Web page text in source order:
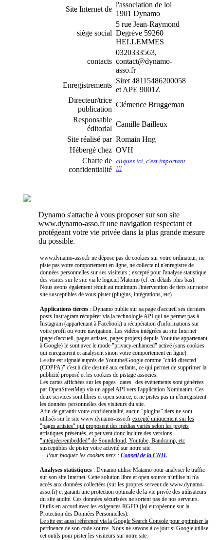
Site Internet de
l'association de loi
1901 Dynamo
siège social
5 rue Jean-Raymond
Degrève 59260
HELLEMMES
contacts
0320333563,
contact@dynamo-
asso.fr
Enregistrements
Siret 48115486200058
et APE 9001Z
Directeur/trice
publication
Clémence Bruggeman
Responsable
éditorial
Camille Bailleux
Site réalisé par Romain Hng
Hébergé chez OVH
Charte de
confidentialité
cliquez ici, c'est important
!!!
Dynamo s'attache à vous proposer sur son site
www.dynamo-asso.fr une navigation respectant et
protégeant votre vie privée dans la plus grande mesure
du possible.
www.dynamo-asso.fr ne dépose pas de cookies sur votre ordinateur, ne
piste pas votre comportement en ligne, ne collecte ni n'enregistre de
données personnelles sur ses visiteurs ; excepté pour l'analyse statistique
des visites sur le site via le logiciel Matomo (cf. en détails plus bas).
Nous avons également réduit au minimum l'intervention de tiers sur notre
site susceptibles de vous pister (plugins, intégrations, etc)
Applications tierces : Dynamo publie sur sa page d'accueil ses derniers
posts Instragram récupérer via la technologie API qui ne permet pas à
Instagram (appartenant à Facebook) a récupération d'informations sur
votre profil ou votre navigation. Les vidéos intégrées au site Internet
(page d'accueil, pages artistes, pages projets) depuis Youtube appartenant
à Google) le sont avec le mode "privacy-enhanced" activé (sans cookies
qui enregistrent et analysent sinon votre comportement en ligne).
Le site est signalé auprès de Youtube/Google comme "child-directed
(COPPA)" c'est à dire destiné aux enfants, ce qui permet de supprimer la
publicité proposé et les cookies de pistage associés.
Les cartes affichées sur les pages "dates" des événements sont générées
par OpenStreetMap via un appel API vers l'application Nominatim. Ces
deux services sont libres et open source, et ne pistes pas ni n'enregistrent
les données personnelles des visiteurs du site.
Afin de garantir votre confidentialité, aucun "plugins" tiers ne sont
utilisés sur le site www.dynamo-asso.fr excepté uniquement sur les
"pages artistes" qui proposent des médias variés selon les projets
artistiques présentés, et peuvent donc inclure des versions
"intégrées/embedded" de Soundcloud, Youtube, Bandcamp, etc
susceptibles de pister votre activité sur notre site.
— Pour bloquer les cookies tiers : Conseil de la CNIL
Analyses statistiques : Dynamo utilise Matamo pour analyser le traffic
sur son site Internet. Cette solution libre et open source n'utilise ni n'a
accès aux données collectées (sur les propres serveur de www.dynamo-
asso.fr) et garanti une protection optimale de la vie privée des utilisateurs
du site audité. Ces données sécurisées ne sortent pas de nos serveurs.
Outils en accord avec les exigences RGPD (loi européenne sur la
Protection des Données Personnelles).
Le site est aussi référencé via la Google Search Console pour optimiser la
pertinence de son code source. Nous ne savons à ce jour si Google utilise
cet outils pour pister les visiteurs sur notre site.